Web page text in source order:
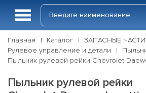
Главная Каталог
ЗАПАСНЫЕ ЧАСТИ
Рулевое управление и детали
Пыльник рулевой рейки Chevrolet-
Пыльник рулевой рейки